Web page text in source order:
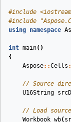
#include
#include
using namespace
int main()
{
Aspose::Cells
// Source
U16String
// Load
Workbook wb(